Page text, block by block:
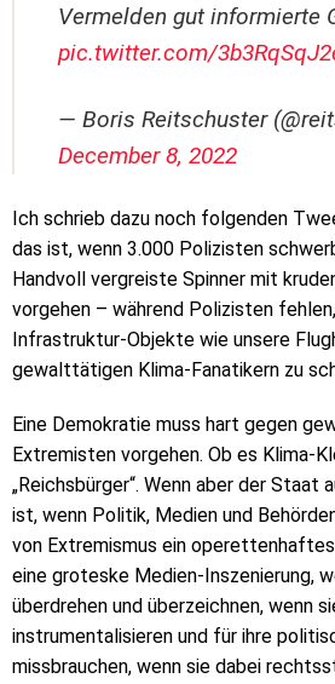
Vermelden gut informierte
pic.twitter.com/
— Boris Reitschuster
December 8, 2022
Ich schrieb dazu noch folgenden
das ist, wenn 3.000 Polizisten
Handvoll vergreiste Spinner mit
vorgehen – während Polizisten
Infrastruktur-Objekte wie unsere
gewalttätigen Klima-Fanatikern zu
Eine Demokratie muss hart gegen
Extremisten vorgehen. Ob es Klima-
„Reichsbürger“. Wenn aber der Staat
ist, wenn Politik, Medien und
von Extremismus ein
eine groteske Medien-Inszenierung,
überdrehen und überzeichnen, wenn
instrumentalisieren und für ihre
missbrauchen, wenn sie dabei